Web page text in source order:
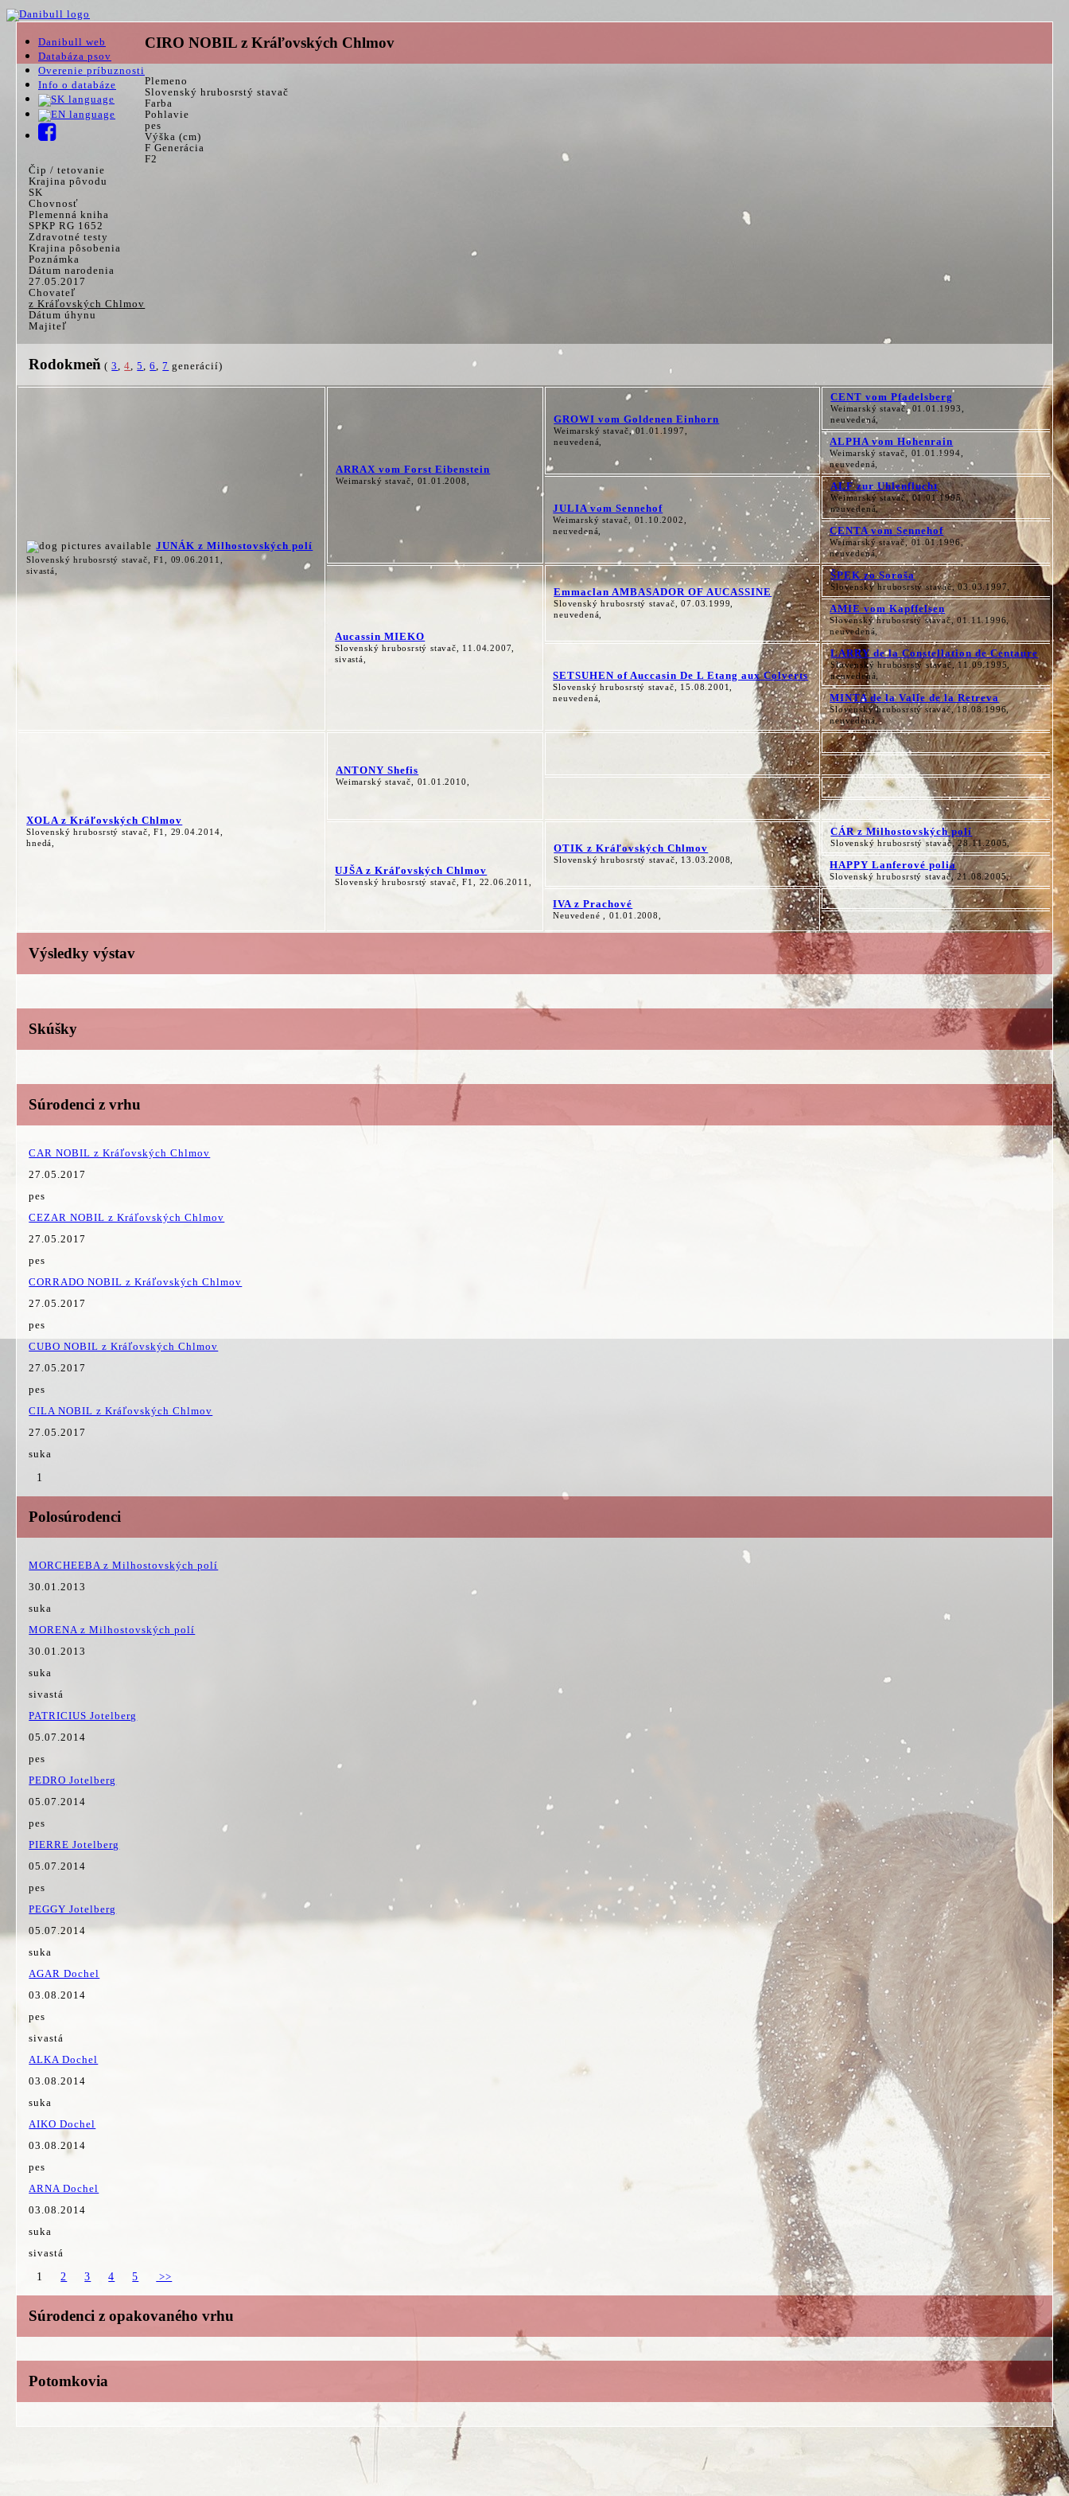
Danibull web
Databáza psov
Overenie príbuznosti
Info o databáze
CIRO NOBIL z Kráľovských Chlmov
Plemeno
Slovenský hrubosrstý stavač
Farba
Pohlavie
pes
Výška (cm)
F Generácia
F2
Čip / tetovanie
Krajina pôvodu
SK
Chovnosť
Plemenná kniha
SPKP RG 1652
Zdravotné testy
Krajina pôsobenia
Poznámka
Dátum narodenia
27.05.2017
Chovateľ
z Kráľovských Chlmov
Dátum úhynu
Majiteľ
Rodokmeň (3,4,5,6,7 generácií)
JUNÁK z Milhostovských polí
Slovenský hrubosrstý stavač, F1, 09.06.2011,
sivastá,
ARRAX vom Forst Eibenstein
Weimarský stavač, 01.01.2008,
GROWI vom Goldenen Einhorn
Weimarský stavač, 01.01.1997,
neuvedená,
CENT vom Pfadelsberg
Weimarský stavač, 01.01.1993,
neuvedená,
ALPHA vom Hohenrain
Weimarský stavač, 01.01.1994,
neuvedená,
JULIA vom Sennehof
Weimarský stavač, 01.10.2002,
neuvedená,
ALF zur Uhlenflucht
Weimarský stavač, 01.01.1995,
neuvedená,
CENTA vom Sennehof
Weimarský stavač, 01.01.1996,
neuvedená,
Aucassin MIEKO
Slovenský hrubosrstý stavač, 11.04.2007,
sivastá,
Emmaclan AMBASADOR OF AUCASSINE
Slovenský hrubosrstý stavač, 07.03.1999,
neuvedená,
ŠPEK zo Soroša
Slovenský hrubosrstý stavač, 03.03.1997,
AMIE vom Kapffelsen
Slovenský hrubosrstý stavač, 01.11.1996,
neuvedená,
SETSUHEN of Auccasin De L Etang aux Colverts
Slovenský hrubosrstý stavač, 15.08.2001,
neuvedená,
LARRY de la Constellation de Centaure
Slovenský hrubosrstý stavač, 11.09.1995,
neuvedená,
MINTA de la Valle de la Retreva
Slovenský hrubosrstý stavač, 18.08.1996,
neuvedená,
XOLA z Kráľovských Chlmov
Slovenský hrubosrstý stavač, F1, 29.04.2014,
hnedá,
ANTONY Shefis
Weimarský stavač, 01.01.2010,
UJŠA z Kráľovských Chlmov
Slovenský hrubosrstý stavač, F1, 22.06.2011,
OTIK z Kráľovských Chlmov
Slovenský hrubosrstý stavač, 13.03.2008,
CÁR z Milhostovských polí
Slovenský hrubosrstý stavač, 28.11.2005,
HAPPY Lanferové polia
Slovenský hrubosrstý stavač, 21.08.2005,
IVA z Prachové
Neuvedené , 01.01.2008,
Výsledky výstav
Skúšky
Súrodenci z vrhu
CAR NOBIL z Kráľovských Chlmov
27.05.2017
pes
CEZAR NOBIL z Kráľovských Chlmov
27.05.2017
pes
CORRADO NOBIL z Kráľovských Chlmov
27.05.2017
pes
CUBO NOBIL z Kráľovských Chlmov
27.05.2017
pes
CILA NOBIL z Kráľovských Chlmov
27.05.2017
suka
1
Polosúrodenci
MORCHEEBA z Milhostovských polí
30.01.2013
suka
MORENA z Milhostovských polí
30.01.2013
suka
sivastá
PATRICIUS Jotelberg
05.07.2014
pes
PEDRO Jotelberg
05.07.2014
pes
PIERRE Jotelberg
05.07.2014
pes
PEGGY Jotelberg
05.07.2014
suka
AGAR Dochel
03.08.2014
pes
sivastá
ALKA Dochel
03.08.2014
suka
AIKO Dochel
03.08.2014
pes
ARNA Dochel
03.08.2014
suka
sivastá
1
2 3 4 5 >>
Súrodenci z opakovaného vrhu
Potomkovia